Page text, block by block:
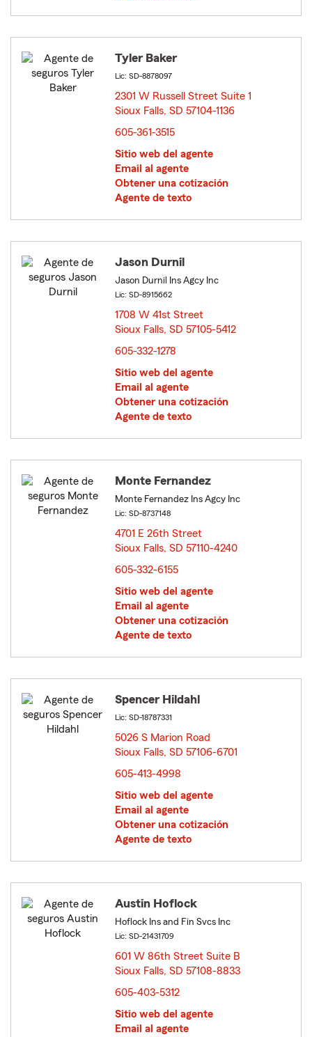
Tyler Baker
Lic: SD-8878097
2301 W Russell Street Suite 1
Sioux Falls, SD 57104-1136
605-361-3515
Sitio web del agente
Email al agente
Obtener una cotización
Agente de texto
Jason Durnil
Jason Durnil Ins Agcy Inc
Lic: SD-8915662
1708 W 41st Street
Sioux Falls, SD 57105-5412
605-332-1278
Sitio web del agente
Email al agente
Obtener una cotización
Agente de texto
Monte Fernandez
Monte Fernandez Ins Agcy Inc
Lic: SD-8737148
4701 E 26th Street
Sioux Falls, SD 57110-4240
605-332-6155
Sitio web del agente
Email al agente
Obtener una cotización
Agente de texto
Spencer Hildahl
Lic: SD-18787331
5026 S Marion Road
Sioux Falls, SD 57106-6701
605-413-4998
Sitio web del agente
Email al agente
Obtener una cotización
Agente de texto
Austin Hoflock
Hoflock Ins and Fin Svcs Inc
Lic: SD-21431709
601 W 86th Street Suite B
Sioux Falls, SD 57108-8833
605-403-5312
Sitio web del agente
Email al agente